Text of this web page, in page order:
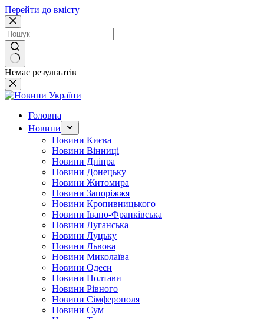
Перейти до вмісту
Немає результатів
Головна
Новини
Новини Києва
Новини Вінниці
Новини Дніпра
Новини Донецьку
Новини Житомира
Новини Запоріжжя
Новини Кропивницького
Новини Івано-Франківська
Новини Луганська
Новини Луцьку
Новини Львова
Новини Миколаїва
Новини Одеси
Новини Полтави
Новини Рівного
Новини Сімферополя
Новини Сум